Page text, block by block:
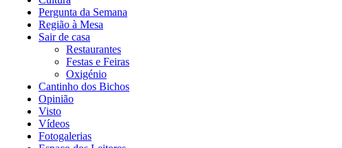
Pergunta da Semana
Região à Mesa
Sair de casa
Restaurantes
Festas e Feiras
Oxigénio
Cantinho dos Bichos
Opinião
Visto
Vídeos
Fotogalerias